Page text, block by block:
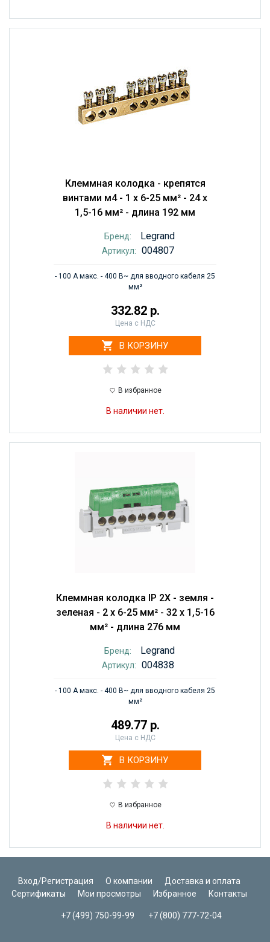
Клеммная колодка - крепятся
винтами м4 - 1 x 6-25 мм² - 24 x
1,5-16 мм² - длина 192 мм
Бренд: Legrand
Артикул: 004807
- 100 А макс. - 400 В~ для вводного кабеля 25
мм²
332.82 р.
Цена с НДС
В КОРЗИНУ
В избранное
В наличии нет.
Клеммная колодка IP 2X - земля -
зеленая - 2 x 6-25 мм² - 32 x 1,5-16
мм² - длина 276 мм
Бренд: Legrand
Артикул: 004838
- 100 А макс. - 400 В~ для вводного кабеля 25
мм²
489.77 р.
Цена с НДС
В КОРЗИНУ
В избранное
В наличии нет.
Вход/Регистрация О компании
Доставка и оплата
Сертификаты
Мои просмотры Избранное Контакты
+7 (499) 750-99-99 +7 (800) 777-72-04